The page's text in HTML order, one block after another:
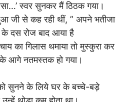
स्वर सुनकर मैं ठिठक गया।
जी से कह रही थीं, ” अपने भतीजा
दस रोज बाद आया है
का गिलास थमाया तो मुस्कुरा कर
आगे नतमस्तक हो गया।
को सुनने के लिये घर के बच्चे-बड़े